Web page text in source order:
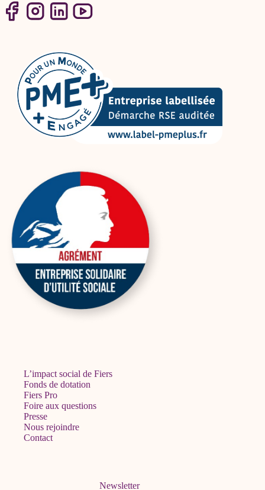
L’impact social de Fiers
Fonds de dotation
Fiers Pro
Foire aux questions
Presse
Nous rejoindre
Contact
Newsletter